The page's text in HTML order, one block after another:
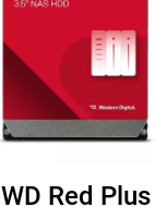
WD Red Plus